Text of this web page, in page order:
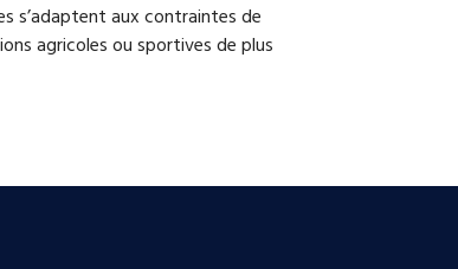
s’adaptent aux contraintes de
agricoles ou sportives de plus